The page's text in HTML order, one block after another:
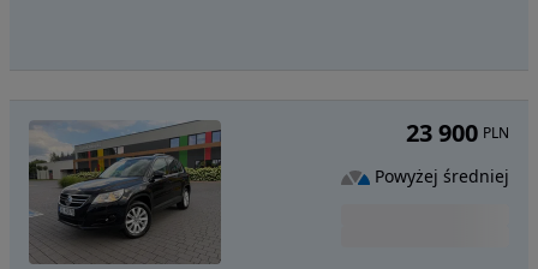
23 900 PLN
Powyżej średniej